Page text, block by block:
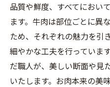
品質や鮮度、すべてにおい
ます。牛肉は部位ごとに異
ため、それぞれの魅力を引
細やかな工夫を行っていま
だ職人が、美しい断面や見
いたします。お肉本来の美